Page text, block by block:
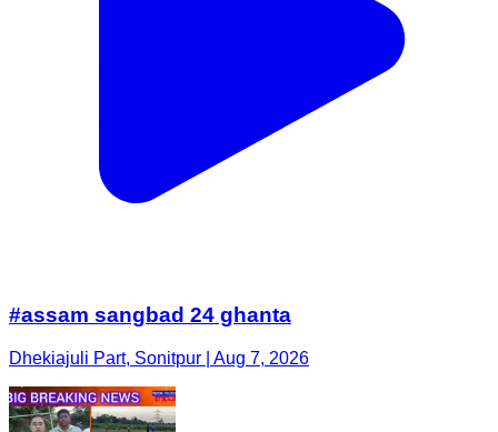
#assam sangbad 24 ghanta
Dhekiajuli Part, Sonitpur | Aug 7, 2026